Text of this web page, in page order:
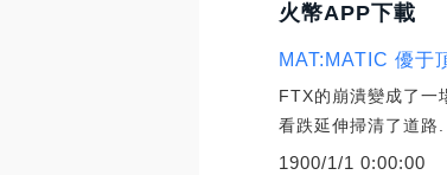
火幣APP下載
MAT:MATIC 優于
FTX的崩潰變成了一
看跌延伸掃清了道路.
1900/1/1 0:00:00